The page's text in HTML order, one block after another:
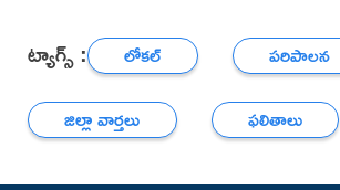
ట్యాగ్స్ : లోకల్
పరిపాలన
జిల్లా వార్తలు
ఫలితాలు